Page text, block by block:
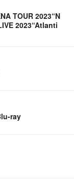
TOUR 2023“N
2023“Atlanti
ray